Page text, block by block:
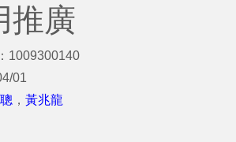
推廣
1009300140
01
， 黃兆龍